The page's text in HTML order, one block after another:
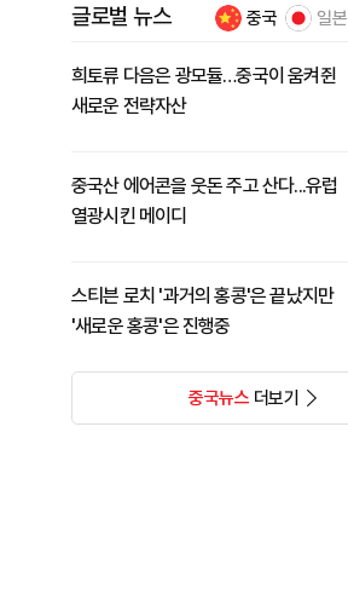
글로벌 뉴스 중국 일본
희토류 다음은 광모듈…중국이 움켜쥔
새로운 전략자산
중국산 에어콘을 웃돈 주고 산다...유럽
열광시킨 메이디
스티븐 로치 '과거의 홍콩'은 끝났지만
'새로운 홍콩'은 진행중
중국뉴스더보기